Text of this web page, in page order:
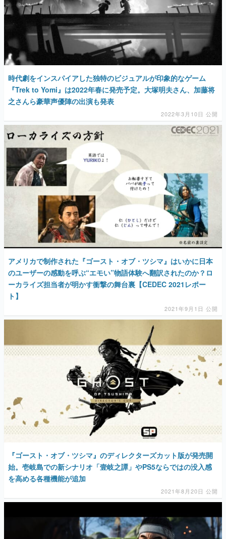
時代劇をインスパイアした独特のビジュアルが印象的なゲーム
『Trek to Yomi』は2022年春に発売予定。大塚明夫さん、加藤将
之さんら豪華声優陣の出演も発表
2022年3月10日 公開
アメリカで制作された『ゴースト・オブ・ツシマ』はいかに日本
のユーザーの感動を呼ぶ“エモい”物語体験へ翻訳されたのか？ロ
ーカライズ担当者が明かす衝撃の舞台裏【CEDEC 2021レポー
ト】
2021年9月1日 公開
『ゴースト・オブ・ツシマ』のディレクターズカット版が発売開
始。壱岐島での新シナリオ「壹岐之譚」やPS5ならではの没入感
を高める各種機能が追加
2021年8月20日 公開